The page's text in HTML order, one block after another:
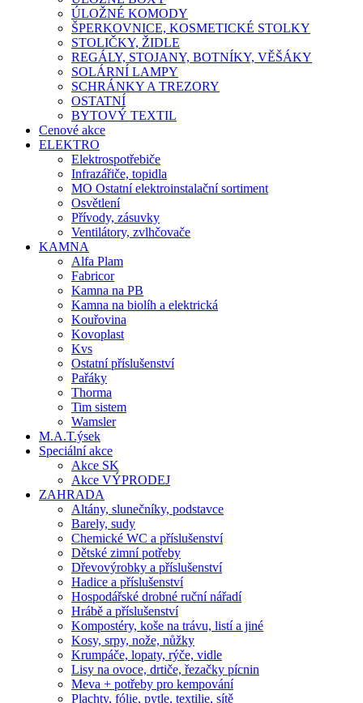
ÚLOŽNÉ KOMODY
ŠPERKOVNICE, KOSMETICKÉ STOLKY
STOLIČKY, ŽIDLE
REGÁLY, STOJANY, BOTNÍKY, VĚŠÁKY
SOLÁRNÍ LAMPY
SCHRÁNKY A TREZORY
OSTATNÍ
BYTOVÝ TEXTIL
Cenové akce
ELEKTRO
Elektrospotřebiče
Infrazářiče, topidla
MO Ostatní elektroinstalační sortiment
Osvětlení
Přívody, zásuvky
Ventilátory, zvlhčovače
KAMNA
Alfa Plam
Fabricor
Kamna na PB
Kamna na biolíh a elektrická
Kouřovina
Kovoplast
Kvs
Ostatní příslušenství
Pařáky
Thorma
Tim sistem
Wamsler
M.A.T.ýsek
Speciální akce
Akce SK
Akce VÝPRODEJ
ZAHRADA
Altány, slunečníky, podstavce
Barely, sudy
Chemické WC a příslušenství
Dětské zimní potřeby
Dřevovýrobky a příslušenství
Hadice a příslušenství
Hospodářské drobné ruční nářadí
Hrábě a příslušenství
Kompostéry, koše na trávu, listí a jiné
Kosy, srpy, nože, nůžky
Krumpáče, lopaty, rýče, vidle
Lisy na ovoce, drtiče, řezačky pícnin
Meva + potřeby pro kempování
Plachty, fólie, pytle, textilie, sítě